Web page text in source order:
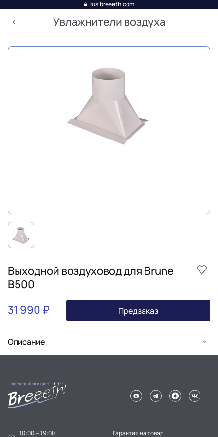
rus.breeeth.com
Увлажнители воздуха
Выходной воздуховод для Brune
B500
31 990 ₽
Предзаказ
Описание
10:00 — 19:00 Гарантия на товар